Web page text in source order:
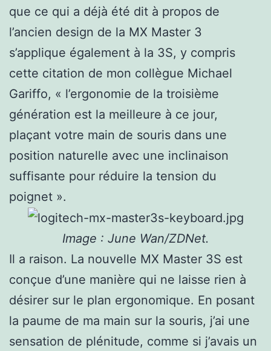
que ce qui a déjà été dit à propos de
l’ancien design de la MX Master 3
s’applique également à la 3S, y compris
cette citation de mon collègue Michael
Gariffo, « l’ergonomie de la troisième
génération est la meilleure à ce jour,
plaçant votre main de souris dans une
position naturelle avec une inclinaison
suffisante pour réduire la tension du
poignet ».
Image : June Wan/ZDNet.
Il a raison. La nouvelle MX Master 3S est
conçue d’une manière qui ne laisse rien à
désirer sur le plan ergonomique. En posant
la paume de ma main sur la souris, j’ai une
sensation de plénitude, comme si j’avais un